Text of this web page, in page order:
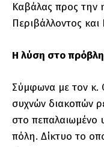
Καβάλας προς την
Περιβάλλοντος και
Η λύση στο
Σύμφωνα με τον
συχνών διακοπών
στο πεπαλαιωμένο
πόλη. Δίκτυο το